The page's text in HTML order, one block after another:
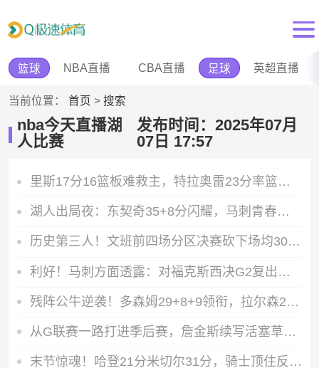
篮球 NBA直播 CBA直播 足球 英超直播
当前位置： 首页 > 搜索
nba今天直播湖
人比赛
发布时间：2025年07月
07日 17:57
里斯17分16篮板难救主，特拉奥雷23分率篮网送奇才六连败
湖人出局夜：东契奇35+8分闪耀，马刺青春风暴席卷晋级半决赛
历史第三人！文班前四场分区决赛砍下场均30+13，数据比肩天勾大梦
利好！马刺方面透露：对福克斯西决G2复出保持乐观
残阵公牛逆袭！多森姆29+8+9领衔，拉尔森22分助复仇热火
从G联赛一路打进季后赛，詹金斯续写活塞草根逆袭神话
末节惊魂！哈登21分米切尔31分，骑士顶住反扑4连胜擒老鹰